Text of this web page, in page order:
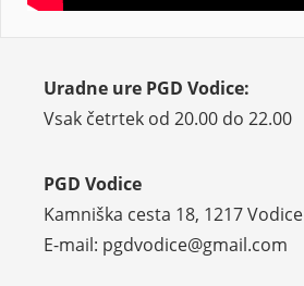
Uradne ure PGD Vodice:
Vsak četrtek od 20.00 do 22.00
PGD Vodice
Kamniška cesta 18, 1217 Vodice
E-mail: pgdvodice@gmail.com